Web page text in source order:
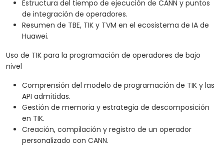
Estructura del tiempo de ejecución de CANN y puntos
de integración de operadores.
Resumen de TBE, TIK y TVM en el ecosistema de IA de
Huawei.
Uso de TIK para la programación de operadores de bajo
nivel
Comprensión del modelo de programación de TIK y las
API admitidas.
Gestión de memoria y estrategia de descomposición
en TIK.
Creación, compilación y registro de un operador
personalizado con CANN.